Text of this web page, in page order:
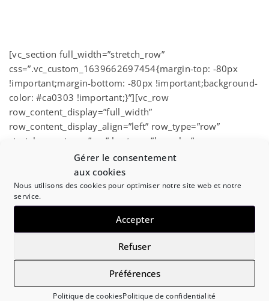
Gérer le consentement
aux cookies
Nous utilisons des cookies pour optimiser notre site web et notre
service.
Accepter
Refuser
Préférences
Politique de cookiesPolitique de confidentialité
[vc_section full_width=”stretch_row”
css=”.vc_custom_1639662697454{margin-top: -80px
!important;margin-bottom: -80px !important;background-
color: #ca0303 !important;}”][vc_row
row_content_display=”full_width”
row_content_display_align=”left” row_type=”row”
stretch_row_type=”yes” bg_type=”bg_color”
bg_color_value=”#ca0303″][vc_column width=”1/4″]
[/vc_column][vc_column width=”1/2″][vc_column_text]
Demande de dépannage
Si votre panne implique obligatoirement l’assistance
contactez nous via ce formulaire, un conseiller vous
recontactera rapidement.